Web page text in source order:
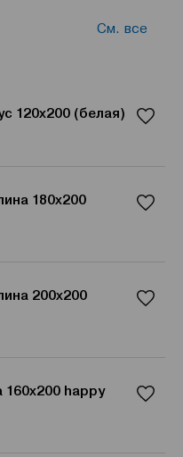
См. все
120х200 (белая)
180x200
200x200
160x200 happy